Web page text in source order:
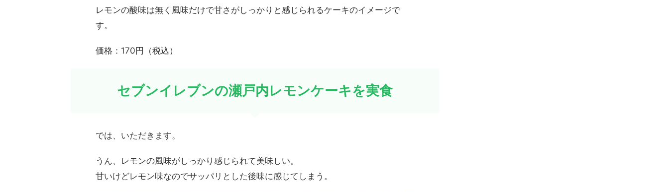
レモンの酸味は無く風味だけで甘さがしっかりと感じられるケーキのイメージで
す。
価格：170円（税込）
セブンイレブンの瀬戸内レモンケーキを実食
では、いただきます。
うん、レモンの風味がしっかり感じられて美味しい。
甘いけどレモン味なのでサッパリとした後味に感じてしまう。